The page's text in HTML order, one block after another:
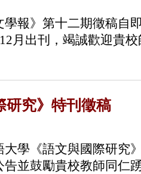
報》第十二期徵稿自
月出刊，竭誠歡迎貴
研究》特刊徵稿
大學《語文與國際研究
告並鼓勵貴校教師同仁